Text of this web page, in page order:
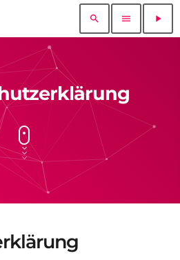
search menu play_arrow